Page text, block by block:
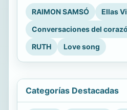
RAIMON SAMSÓ
Ellas
Conversaciones del
RUTH
Love song
Categorías Destacadas